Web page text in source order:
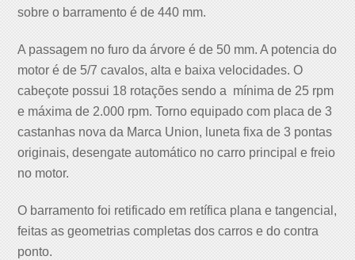
sobre o barramento é de 440 mm.
A passagem no furo da árvore é de 50 mm. A potencia do
motor é de 5/7 cavalos, alta e baixa velocidades. O
cabeçote possui 18 rotações sendo a mínima de 25 rpm
e máxima de 2.000 rpm. Torno equipado com placa de 3
castanhas nova da Marca Union, luneta fixa de 3 pontas
originais, desengate automático no carro principal e freio
no motor.
O barramento foi retificado em retífica plana e tangencial,
feitas as geometrias completas dos carros e do contra
ponto.